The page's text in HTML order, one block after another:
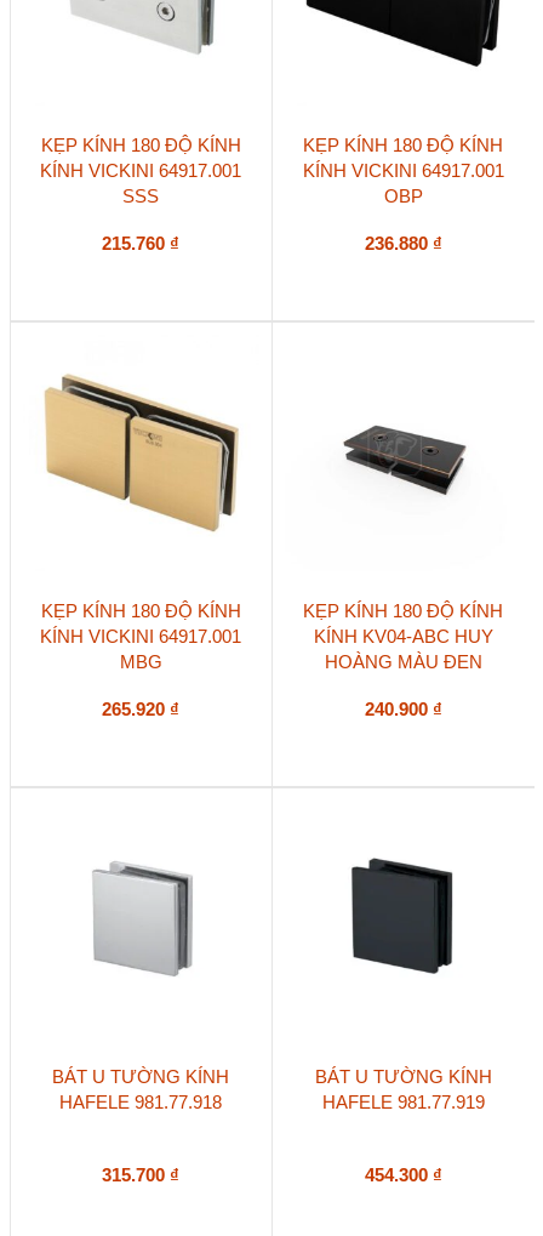
KẸP KÍNH 180 ĐỘ KÍNH
KÍNH VICKINI 64917.001
SSS
215.760 ₫
KẸP KÍNH 180 ĐỘ KÍNH
KÍNH VICKINI 64917.001
OBP
236.880 ₫
KẸP KÍNH 180 ĐỘ KÍNH
KÍNH VICKINI 64917.001
MBG
265.920 ₫
KẸP KÍNH 180 ĐỘ KÍNH
KÍNH KV04-ABC HUY
HOÀNG MÀU ĐEN
240.900 ₫
BÁT U TƯỜNG KÍNH
HAFELE 981.77.918
315.700 ₫
BÁT U TƯỜNG KÍNH
HAFELE 981.77.919
454.300 ₫